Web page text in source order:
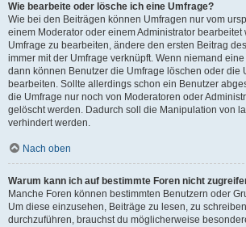
Wie bearbeite oder lösche ich eine Umfrage?
Wie bei den Beiträgen können Umfragen nur vom
einem Moderator oder einem Administrator bearbeitet
Umfrage zu bearbeiten, ändere den ersten Beitrag
immer mit der Umfrage verknüpft. Wenn niemand
dann können Benutzer die Umfrage löschen oder die
bearbeiten. Sollte allerdings schon ein Benutzer
die Umfrage nur noch von Moderatoren oder
gelöscht werden. Dadurch soll die Manipulation von
verhindert werden.
Nach oben
Warum kann ich auf bestimmte Foren nicht
Manche Foren können bestimmten Benutzern oder
Um diese einzusehen, Beiträge zu lesen, zu
durchzuführen, brauchst du möglicherweise